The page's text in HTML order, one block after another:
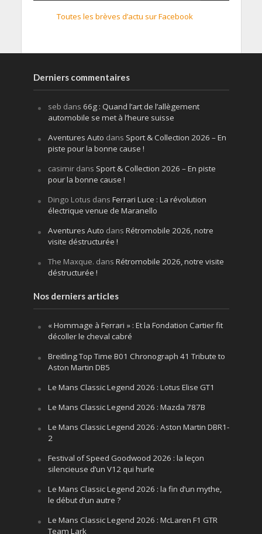
Toutes les brèves d’actu sur Facebook
Derniers commentaires
seb dans 66g : Quand l’art de l’allègement
automobile se met à l’heure suisse
Aventures Auto dans Sport & Collection 2026 – En
piste pour la bonne cause !
casimirdans Sport & Collection 2026 – En piste
pour la bonne cause !
Dingo Lotus dans Ferrari Luce : La révolution
électrique venue de Maranello
Aventures Auto dans Rétromobile 2026, notre
visite déstructurée !
The Maxque. dans Rétromobile 2026, notre visite
déstructurée !
Nos derniers articles
« Hommage à Ferrari » : Et la Fondation Cartier fit
décoller le cheval cabré
Breitling Top Time B01 Chronograph 41 Tribute to
Aston Martin DB5
Le Mans Classic Legend 2026 : Lotus Elise GT1
Le Mans Classic Legend 2026 : Mazda 787B
Le Mans Classic Legend 2026 : Aston Martin DBR1-
2
Festival of Speed Goodwood 2026 : la leçon
silencieuse d’un V12 qui hurle
Le Mans Classic Legend 2026 : la fin d’un mythe,
le début d’un autre ?
Le Mans Classic Legend 2026 : McLaren F1 GTR
Team Lark